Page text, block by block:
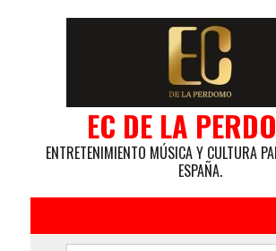
EC DE LA
ENTRETENIMIENTO MÚSICA Y CULTURA
ESPAÑA.